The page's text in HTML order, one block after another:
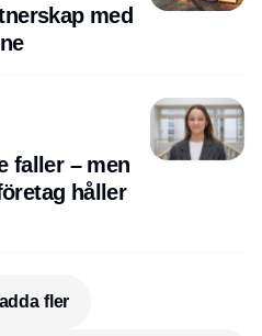
med
faller – men
håller
fler